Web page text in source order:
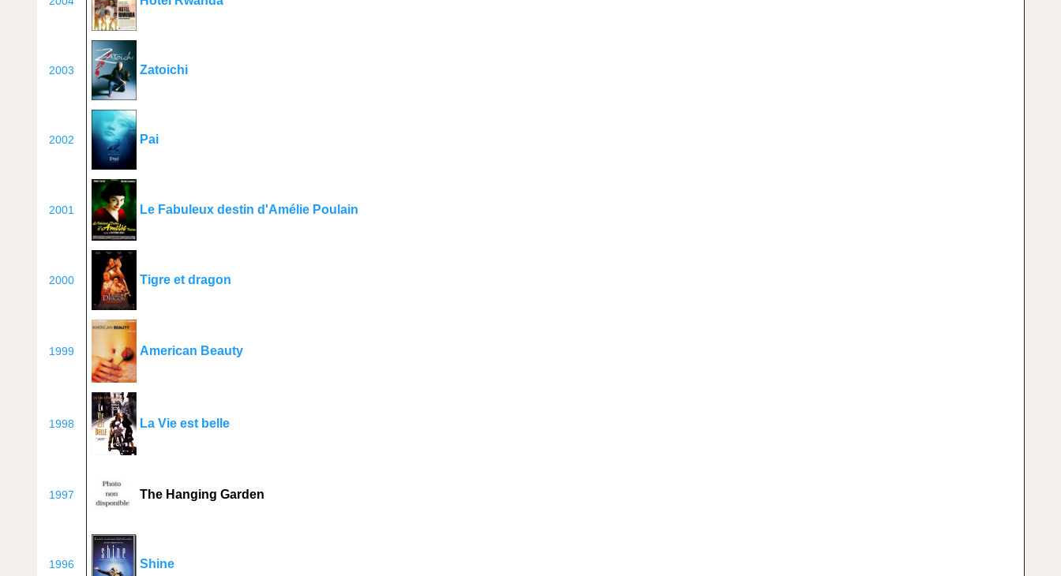
2003 Zatoichi
2002 Pai
2001 Le Fabuleux destin d'Amélie Poulain
2000 Tigre et dragon
1999 American Beauty
1998 La Vie est belle
1997 The Hanging Garden
1996 Shine